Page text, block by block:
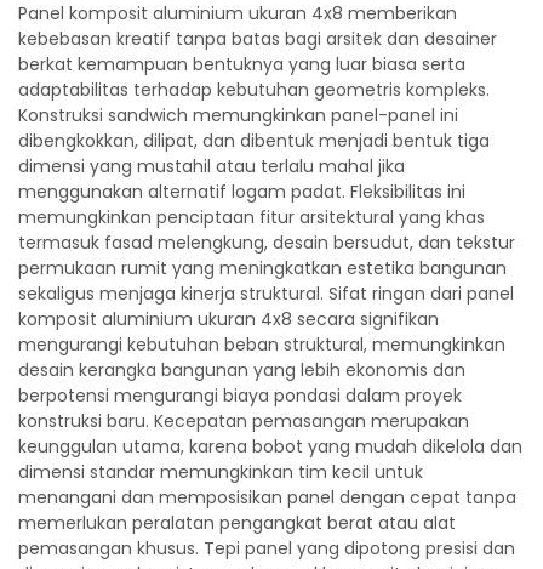
Panel komposit aluminium ukuran 4x8 memberikan
kebebasan kreatif tanpa batas bagi arsitek dan desainer
berkat kemampuan bentuknya yang luar biasa serta
adaptabilitas terhadap kebutuhan geometris kompleks.
Konstruksi sandwich memungkinkan panel-panel ini
dibengkokkan, dilipat, dan dibentuk menjadi bentuk tiga
dimensi yang mustahil atau terlalu mahal jika
menggunakan alternatif logam padat. Fleksibilitas ini
memungkinkan penciptaan fitur arsitektural yang khas
termasuk fasad melengkung, desain bersudut, dan tekstur
permukaan rumit yang meningkatkan estetika bangunan
sekaligus menjaga kinerja struktural. Sifat ringan dari panel
komposit aluminium ukuran 4x8 secara signifikan
mengurangi kebutuhan beban struktural, memungkinkan
desain kerangka bangunan yang lebih ekonomis dan
berpotensi mengurangi biaya pondasi dalam proyek
konstruksi baru. Kecepatan pemasangan merupakan
keunggulan utama, karena bobot yang mudah dikelola dan
dimensi standar memungkinkan tim kecil untuk
menangani dan memposisikan panel dengan cepat tanpa
memerlukan peralatan pengangkat berat atau alat
pemasangan khusus. Tepi panel yang dipotong presisi dan